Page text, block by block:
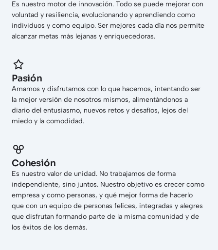
Es nuestro motor de innovación. Todo se puede mejorar con
voluntad y resiliencia, evolucionando y aprendiendo como
individuos y como equipo. Ser mejores cada día nos permite
alcanzar metas más lejanas y enriquecedoras.
Pasión
Amamos y disfrutamos con lo que hacemos, intentando ser
la mejor versión de nosotros mismos, alimentándonos a
diario del entusiasmo, nuevos retos y desafíos, lejos del
miedo y la comodidad.
Cohesión
Es nuestro valor de unidad. No trabajamos de forma
independiente, sino juntos. Nuestro objetivo es crecer como
empresa y como personas, y qué mejor forma de hacerlo
que con un equipo de personas felices, integradas y alegres
que disfrutan formando parte de la misma comunidad y de
los éxitos de los demás.